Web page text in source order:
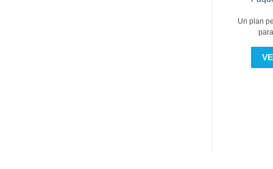
Un plan